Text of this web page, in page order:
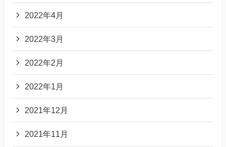
2022年4月
2022年3月
2022年2月
2022年1月
2021年12月
2021年11月